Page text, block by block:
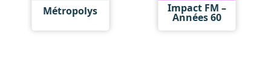
Métropolys Impact FM –
Années 60